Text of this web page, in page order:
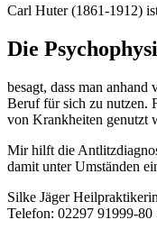
Carl Huter (1861-1912)
Die
besagt, dass man
Beruf für sich zu nutzen.
von Krankheiten genutzt
Mir hilft die
damit unter Umständen
Silke Jäger
Telefon: 02297 91999-